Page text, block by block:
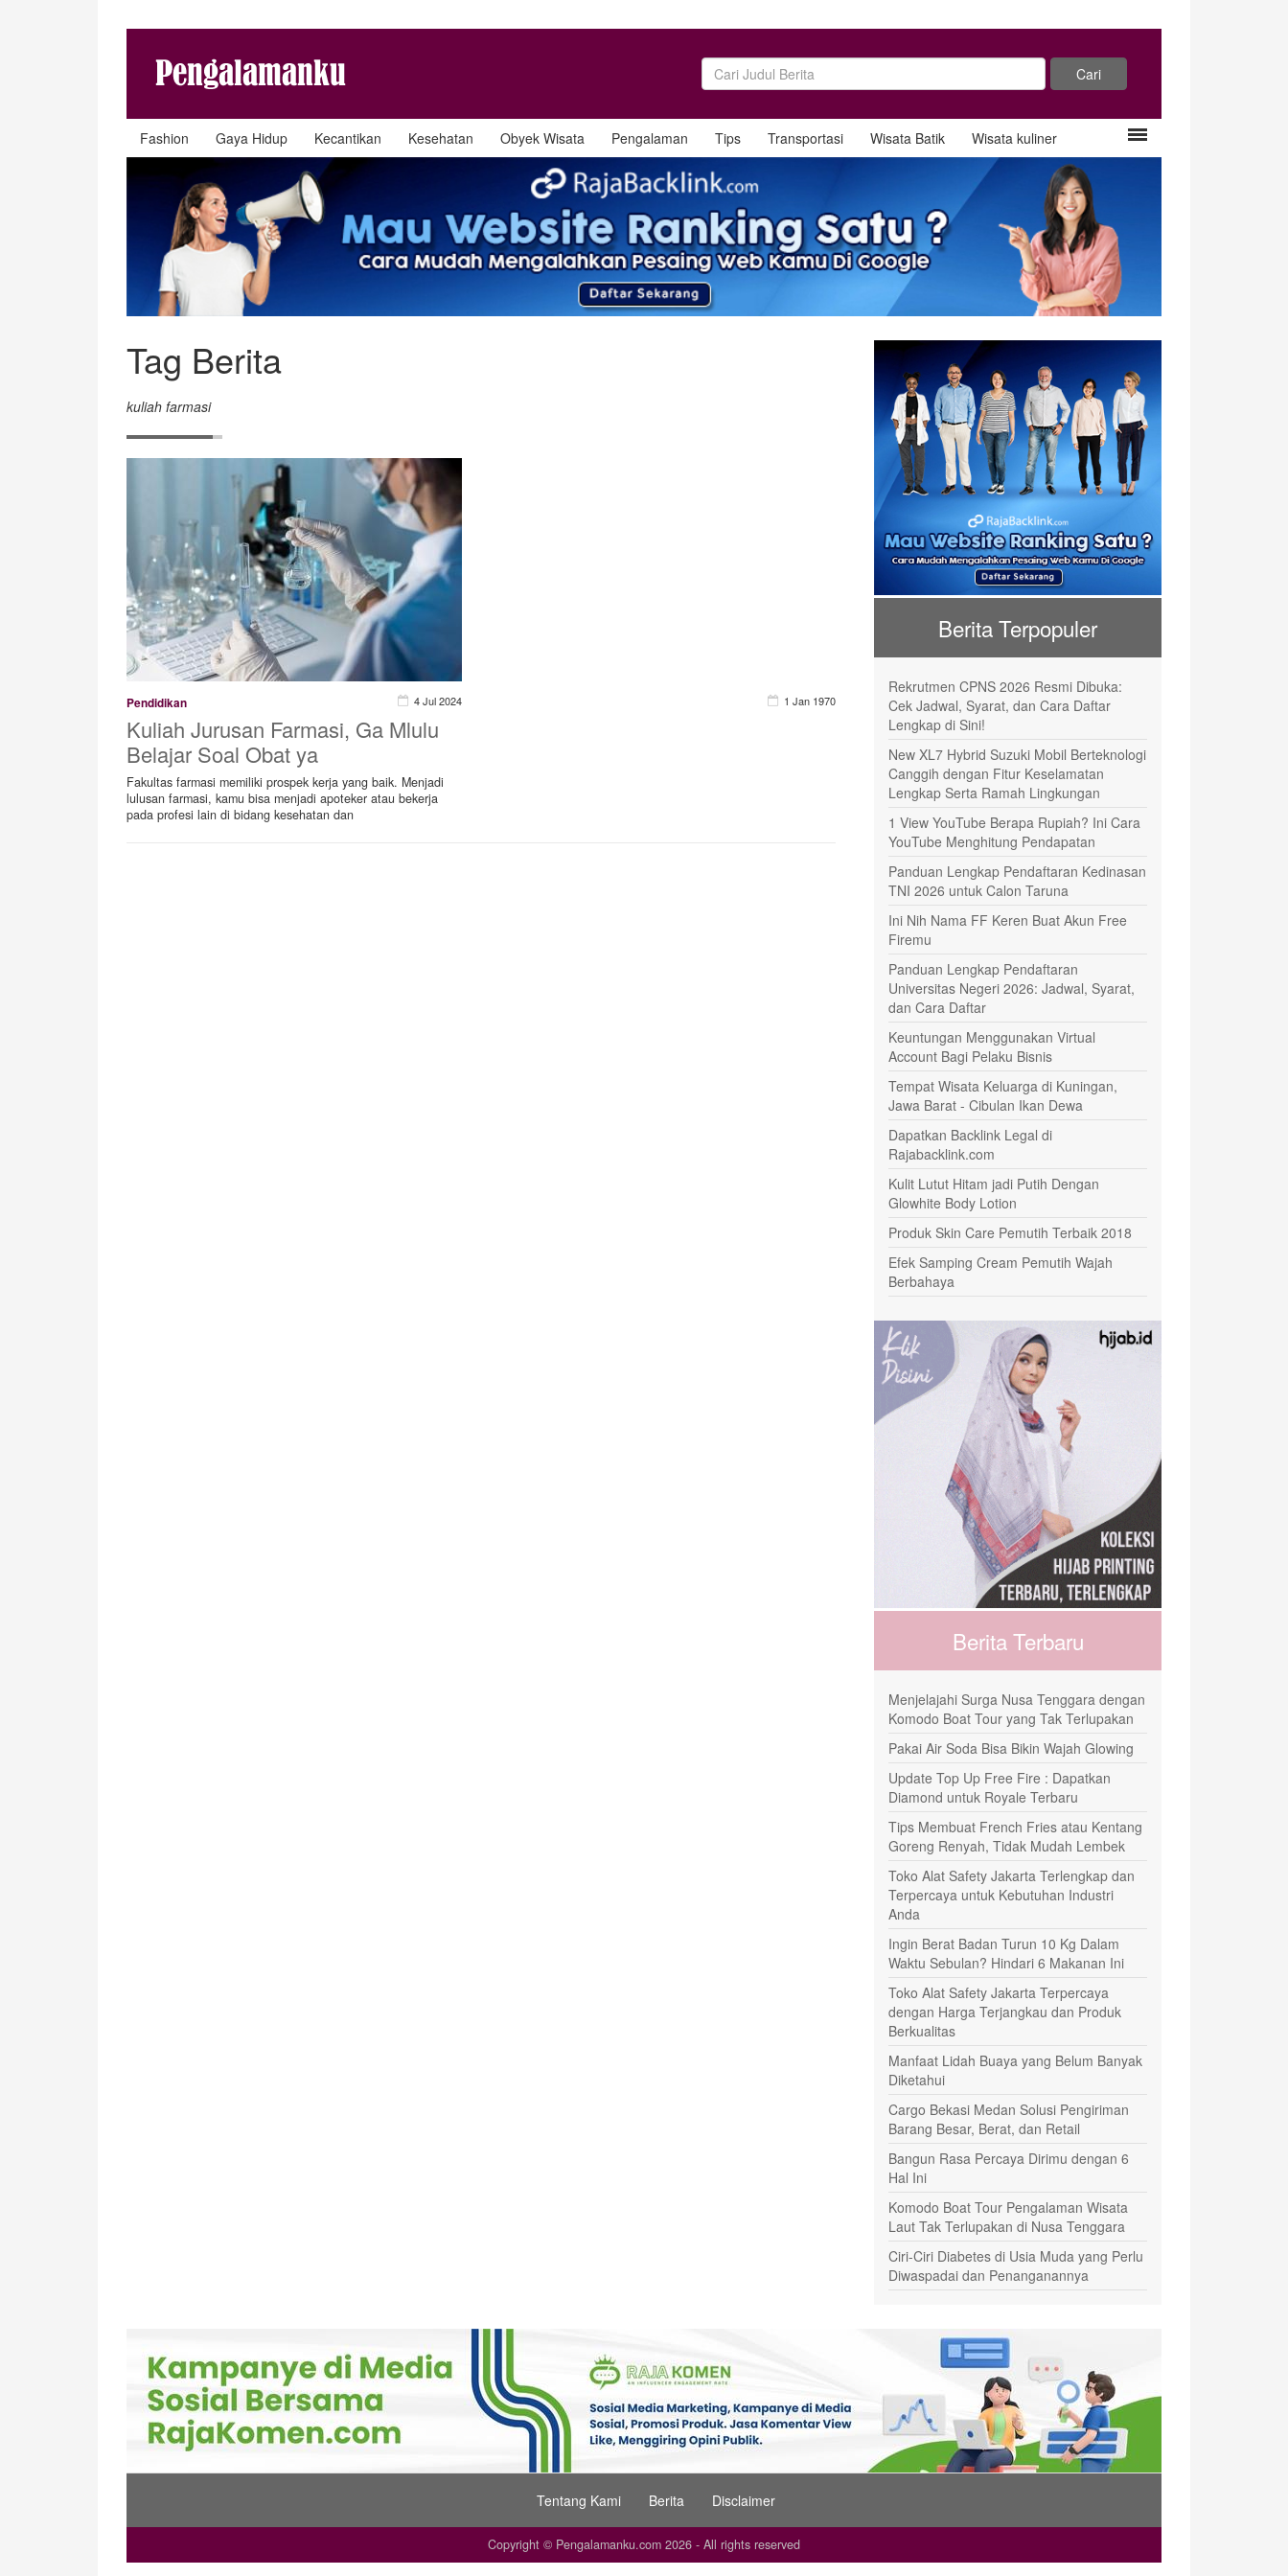
Fashion Gaya Hidup Kecantikan Kesehatan Obyek Wisata Pengalaman Tips Transportasi Wisata Batik Wisata kuliner
Tag Berita
kuliah farmasi
Pendidikan 4 Jul 2024
Kuliah Jurusan Farmasi, Ga Mlulu
Belajar Soal Obat ya
Fakultas farmasi memiliki prospek kerja yang baik. Menjadi
lulusan farmasi, kamu bisa menjadi apoteker atau bekerja
pada profesi lain di bidang kesehatan dan
1 Jan 1970
Berita Terpopuler
Rekrutmen CPNS 2026 Resmi Dibuka:
Cek Jadwal, Syarat, dan Cara Daftar
Lengkap di Sini!
New XL7 Hybrid Suzuki Mobil Berteknologi
Canggih dengan Fitur Keselamatan
Lengkap Serta Ramah Lingkungan
1 View YouTube Berapa Rupiah? Ini Cara
YouTube Menghitung Pendapatan
Panduan Lengkap Pendaftaran Kedinasan
TNI 2026 untuk Calon Taruna
Ini Nih Nama FF Keren Buat Akun Free
Firemu
Panduan Lengkap Pendaftaran
Universitas Negeri 2026: Jadwal, Syarat,
dan Cara Daftar
Keuntungan Menggunakan Virtual
Account Bagi Pelaku Bisnis
Tempat Wisata Keluarga di Kuningan,
Jawa Barat - Cibulan Ikan Dewa
Dapatkan Backlink Legal di
Rajabacklink.com
Kulit Lutut Hitam jadi Putih Dengan
Glowhite Body Lotion
Produk Skin Care Pemutih Terbaik 2018
Efek Samping Cream Pemutih Wajah
Berbahaya
Berita Terbaru
Menjelajahi Surga Nusa Tenggara dengan
Komodo Boat Tour yang Tak Terlupakan
Pakai Air Soda Bisa Bikin Wajah Glowing
Update Top Up Free Fire : Dapatkan
Diamond untuk Royale Terbaru
Tips Membuat French Fries atau Kentang
Goreng Renyah, Tidak Mudah Lembek
Toko Alat Safety Jakarta Terlengkap dan
Terpercaya untuk Kebutuhan Industri
Anda
Ingin Berat Badan Turun 10 Kg Dalam
Waktu Sebulan? Hindari 6 Makanan Ini
Toko Alat Safety Jakarta Terpercaya
dengan Harga Terjangkau dan Produk
Berkualitas
Manfaat Lidah Buaya yang Belum Banyak
Diketahui
Cargo Bekasi Medan Solusi Pengiriman
Barang Besar, Berat, dan Retail
Bangun Rasa Percaya Dirimu dengan 6
Hal Ini
Komodo Boat Tour Pengalaman Wisata
Laut Tak Terlupakan di Nusa Tenggara
Ciri-Ciri Diabetes di Usia Muda yang Perlu
Diwaspadai dan Penanganannya
Tentang Kami Berita Disclaimer
Copyright © Pengalamanku.com 2026 - All rights reserved